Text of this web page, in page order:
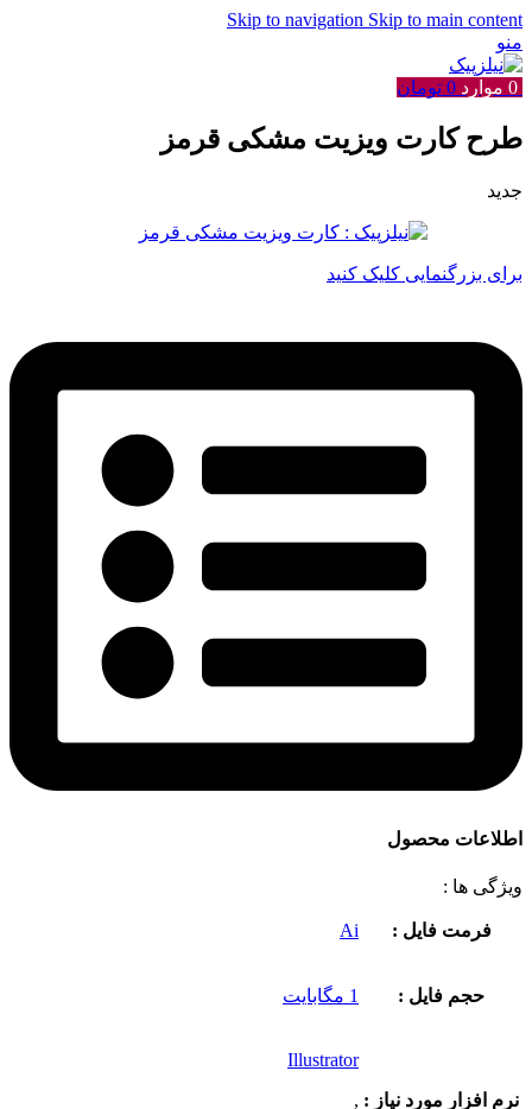
Skip to navigation Skip to main content
منو
0 موارد 0 تومان
طرح کارت ویزیت مشکی قرمز
جدید
برای بزرگنمایی کلیک کنید
اطلاعات محصول
ویژگی ها :
فرمت فایل : Ai
حجم فایل : 1 مگابایت
نرم افزار مورد نیاز :
Illustrator
,